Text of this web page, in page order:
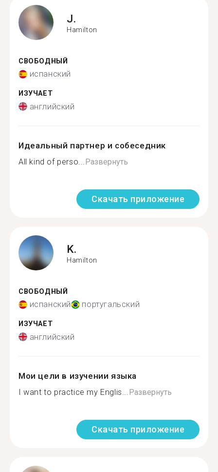
J.
Hamilton
СВОБОДНЫЙ
испанский
ИЗУЧАЕТ
английский
Идеальный партнер и собеседник
All kind of perso... Развернуть
Скачать приложение
K.
Hamilton
СВОБОДНЫЙ
испанский португальский
ИЗУЧАЕТ
английский
Мои цели в изучении языка
I want to practice my Englis... Развернуть
Скачать приложение